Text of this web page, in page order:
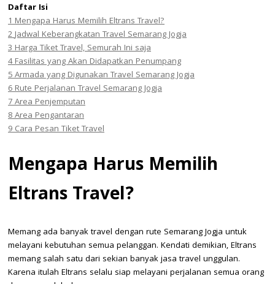
Daftar Isi
1Mengapa Harus Memilih Eltrans Travel?
2Jadwal Keberangkatan Travel Semarang Jogja
3Harga Tiket Travel, Semurah Ini saja
4Fasilitas yang Akan Didapatkan Penumpang
5Armada yang Digunakan Travel Semarang Jogja
6Rute Perjalanan Travel Semarang Jogja
7Area Penjemputan
8Area Pengantaran
9Cara Pesan Tiket Travel
Mengapa Harus Memilih
Eltrans Travel?
Memang ada banyak travel dengan rute Semarang Jogja untuk
melayani kebutuhan semua pelanggan. Kendati demikian, Eltrans
memang salah satu dari sekian banyak jasa travel unggulan.
Karena itulah Eltrans selalu siap melayani perjalanan semua orang